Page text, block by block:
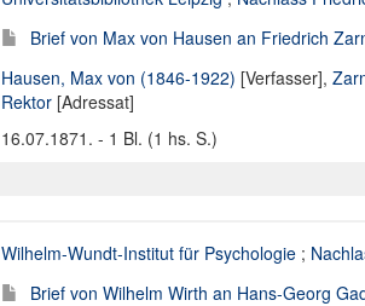
Brief von Max von Hausen an Friedrich
Hausen, Max von (1846-1922) [Verfasser],
Rektor [Adressat]
16.07.1871. - 1 Bl. (1 hs. S.)
Wilhelm-Wundt-Institut für Psychologie ;
Brief von Wilhelm Wirth an Hans-Georg